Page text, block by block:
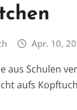
Apr. 10,
aus Schulen
aufs